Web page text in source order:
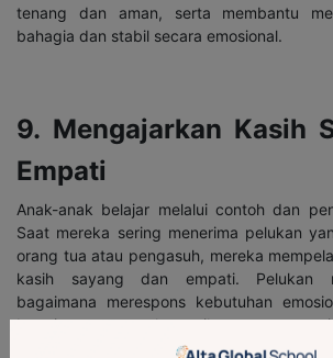
tenang dan aman, serta membantu
bahagia dan stabil secara emosional.
9. Mengajarkan Kasih
Empati
Anak-anak belajar melalui contoh dan
Saat mereka sering menerima pelukan
orang tua atau pengasuh, mereka
kasih sayang dan empati. Pelukan
bagaimana merespons kebutuhan
bagaimana mengekspresikan perasaan
Melalui tindakan sederhana ini, anak-